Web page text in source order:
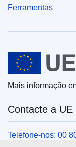
Ferramentas
União Europeia
Mais informação
Contacte a UE
Telefone-nos: 00